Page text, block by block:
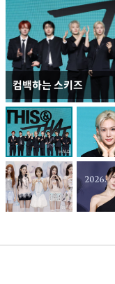
컴백하는 스키즈
이번주 국회에는 무